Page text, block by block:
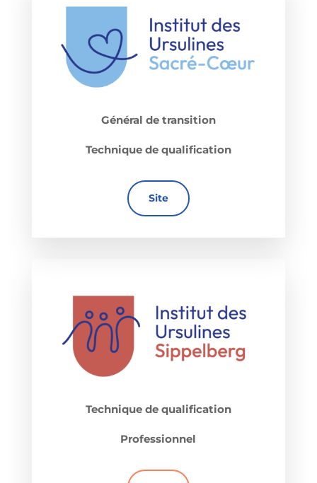
Général de transition
Technique de qualification
Site
Technique de qualification
Professionnel